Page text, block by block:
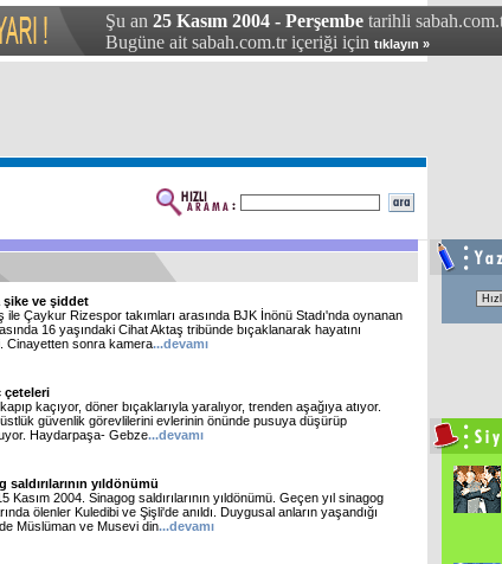
Şu an 25 Kasım 2004 - Perşembe tarihli
Bugüne ait sabah.com.tr içeriği için tıklayın »
şike ve şiddet
ile Çaykur Rizespor takımları arasında BJK İnönü Stadı'nda oynanan
16 yaşındaki Cihat Aktaş tribünde bıçaklanarak hayatını
Cinayetten sonra kamera...devamı
çeteleri
kaçıyor, döner bıçaklarıyla yaralıyor, trenden aşağıya atıyor.
güvenlik görevlilerini evlerinin önünde pusuya düşürüp
Haydarpaşa- Gebze...devamı
saldırılarının yıldönümü
Kasım 2004. Sinagog saldırılarının yıldönümü. Geçen yıl sinagog
ölenler Kuledibi ve Şişli'de anıldı. Duygusal anların yaşandığı
Müslüman ve Musevi din...devamı